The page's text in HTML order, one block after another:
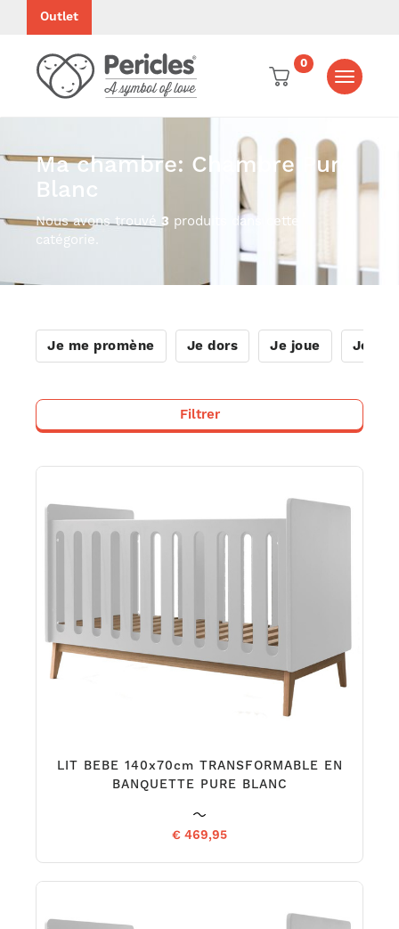
Outlet
0
Toggle
Ma chambre: Chambre Pure
Blanc
Nous avons trouvé 3 produits dans cette
catégorie.
Je me promène Je dors Je joue Je me
Filtrer
LIT BEBE 140x70cm TRANSFORMABLE EN
BANQUETTE PURE BLANC
€ 469,95